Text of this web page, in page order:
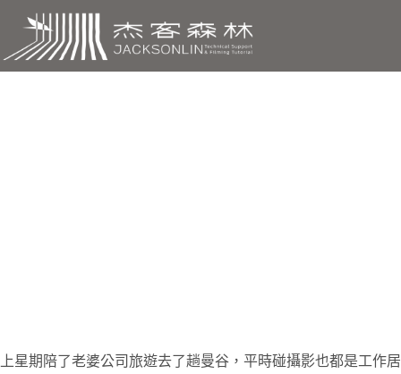
主
要
上星期陪了老婆公司旅遊去了趟曼谷，平時碰攝影也都是工作